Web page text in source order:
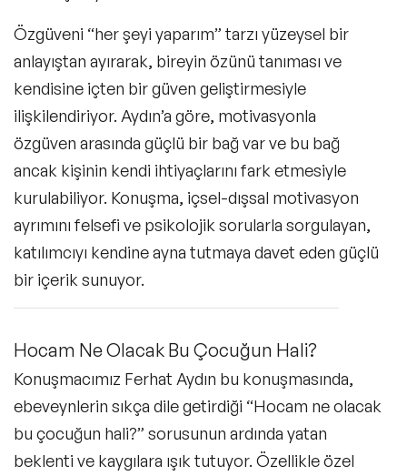
Özgüveni “her şeyi yaparım” tarzı yüzeysel bir
anlayıştan ayırarak, bireyin özünü tanıması ve
kendisine içten bir güven geliştirmesiyle
ilişkilendiriyor. Aydın’a göre, motivasyonla
özgüven arasında güçlü bir bağ var ve bu bağ
ancak kişinin kendi ihtiyaçlarını fark etmesiyle
kurulabiliyor. Konuşma, içsel-dışsal motivasyon
ayrımını felsefi ve psikolojik sorularla sorgulayan,
katılımcıyı kendine ayna tutmaya davet eden güçlü
bir içerik sunuyor.
Hocam Ne Olacak Bu Çocuğun Hali?
Konuşmacımız Ferhat Aydın bu konuşmasında,
ebeveynlerin sıkça dile getirdiği “Hocam ne olacak
bu çocuğun hali?” sorusunun ardında yatan
beklenti ve kaygılara ışık tutuyor. Özellikle özel